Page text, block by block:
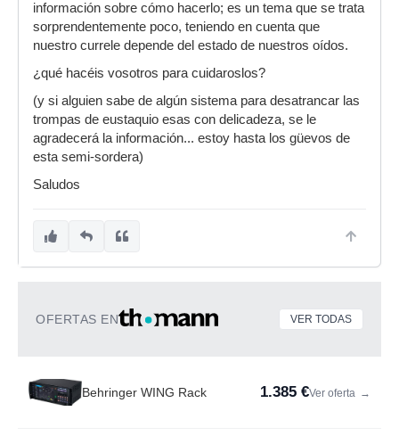
información sobre cómo hacerlo; es un tema que se trata
sorprendentemente poco, teniendo en cuenta que
nuestro currele depende del estado de nuestros oídos.
¿qué hacéis vosotros para cuidaroslos?
(y si alguien sabe de algún sistema para desatrancar las
trompas de eustaquio esas con delicadeza, se le
agradecerá la información... estoy hasta los güevos de
esta semi-sordera)
Saludos
OFERTAS EN VER TODAS
Behringer WING Rack 1.385 €Ver oferta →